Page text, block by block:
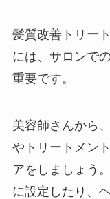
髪質改善トリー
には、サロンで
重要です。
美容師さんから
やトリートメン
アをしましょう
に設定したり、